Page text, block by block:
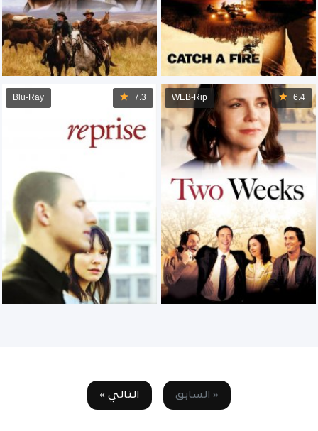
6.4
WEB-Rip
7.3
Blu-Ray
« السابق التالي »